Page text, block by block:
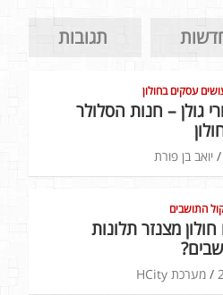
תגובות
עסקים בחולון
גולן – חנות הסלולר
יואב בן פורת
התושבים
מצנזר תלונות
מערכת HCity